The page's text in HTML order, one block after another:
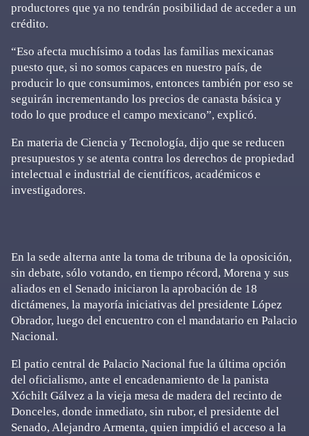
productores que ya no tendrán posibilidad de acceder a un
crédito.
“Eso afecta muchísimo a todas las familias mexicanas
puesto que, si no somos capaces en nuestro país, de
producir lo que consumimos, entonces también por eso se
seguirán incrementando los precios de canasta básica y
todo lo que produce el campo mexicano”, explicó.
En materia de Ciencia y Tecnología, dijo que se reducen
presupuestos y se atenta contra los derechos de propiedad
intelectual e industrial de científicos, académicos e
investigadores.
En la sede alterna ante la toma de tribuna de la oposición,
sin debate, sólo votando, en tiempo récord, Morena y sus
aliados en el Senado iniciaron la aprobación de 18
dictámenes, la mayoría iniciativas del presidente López
Obrador, luego del encuentro con el mandatario en Palacio
Nacional.
El patio central de Palacio Nacional fue la última opción
del oficialismo, ante el encadenamiento de la panista
Xóchilt Gálvez a la vieja mesa de madera del recinto de
Donceles, donde inmediato, sin rubor, el presidente del
Senado, Alejandro Armenta, quien impidió el acceso a la